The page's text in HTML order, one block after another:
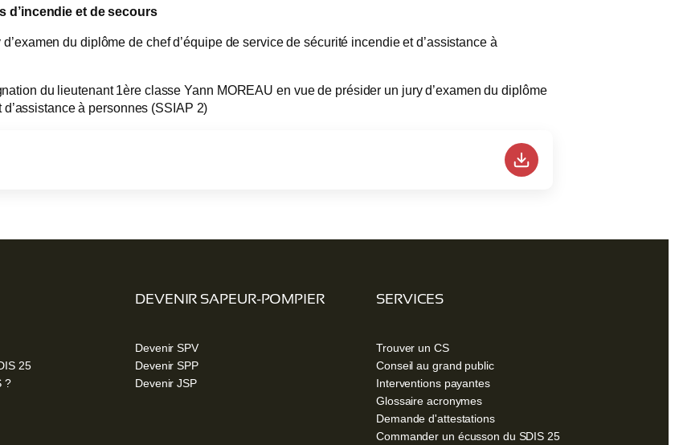
d’incendie et de secours
du diplôme de chef d’équipe de service de sécurité incendie et d’assistance à
du lieutenant 1ère classe Yann MOREAU en vue de présider un jury d’examen du diplôme
à personnes (SSIAP 2)
25
?
DEVENIR SAPEUR-POMPIER
Devenir SPV
Devenir SPP
Devenir JSP
SERVICES
Trouver un CS
Conseil au grand public
Interventions payantes
Glossaire acronymes
Demande d'attestations
Commander un écusson du SDIS 25